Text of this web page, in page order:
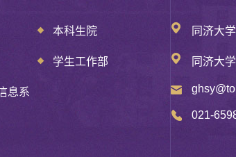
本科生院
学生工作部
息系
同济大
同济大
021-